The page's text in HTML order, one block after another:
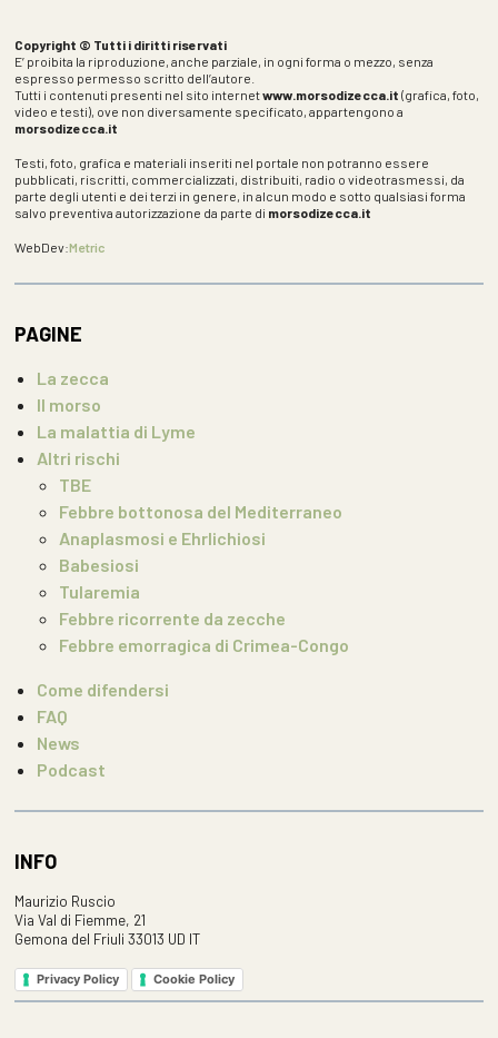
Copyright © Tutti i diritti riservati
E’ proibita la riproduzione, anche parziale, in ogni forma o mezzo, senza
espresso permesso scritto dell’autore.
Tutti i contenuti presenti nel sito internetwww.morsodizecca.it (grafica, foto,
video e testi), ove non diversamente specificato, appartengono a
morsodizecca.it
Testi, foto, grafica e materiali inseriti nel portale non potranno essere
pubblicati, riscritti, commercializzati, distribuiti, radio o videotrasmessi, da
parte degli utenti e dei terzi in genere, in alcun modo e sotto qualsiasi forma
salvo preventiva autorizzazione da parte di morsodizecca.it
WebDev:Metric
PAGINE
La zecca
Il morso
La malattia di Lyme
Altri rischi
TBE
Febbre bottonosa del Mediterraneo
Anaplasmosi e Ehrlichiosi
Babesiosi
Tularemia
Febbre ricorrente da zecche
Febbre emorragica di Crimea-Congo
Come difendersi
FAQ
News
Podcast
INFO
Maurizio Ruscio
Via Val di Fiemme, 21
Gemona del Friuli 33013 UD IT
Privacy Policy Cookie Policy